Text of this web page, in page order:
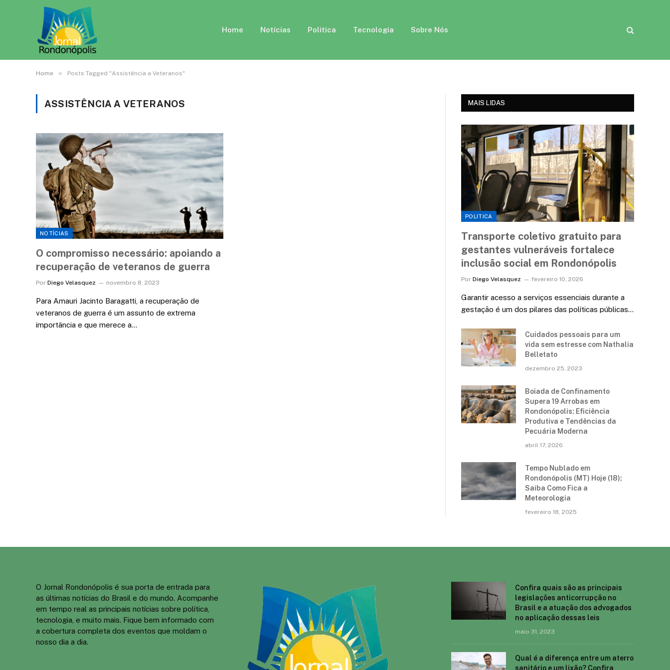
Home Notícias Politica Tecnologia Sobre Nós
Home » Posts Tagged "Assistência a Veteranos"
ASSISTÊNCIA A VETERANOS
NOTÍCIAS
O compromisso necessário: apoiando a
recuperação de veteranos de guerra
Por Diego Velasquez novembro 8, 2023
Para Amauri Jacinto Baragatti, a recuperação de
veteranos de guerra é um assunto de extrema
importância e que merece a…
MAIS LIDAS
POLITICA
Transporte coletivo gratuito para
gestantes vulneráveis fortalece
inclusão social em Rondonópolis
Por Diego Velasquez fevereiro 10, 2026
Garantir acesso a serviços essenciais durante a
gestação é um dos pilares das políticas públicas…
Cuidados pessoais para um
vida sem estresse com Nathalia
Belletato
dezembro 25, 2023
Boiada de Confinamento
Supera 19 Arrobas em
Rondonópolis: Eficiência
Produtiva e Tendências da
Pecuária Moderna
abril 17, 2026
Tempo Nublado em
Rondonópolis (MT) Hoje (18);
Saiba Como Fica a
Meteorologia
fevereiro 18, 2025
O Jornal Rondonópolis é sua porta de entrada para
as últimas notícias do Brasil e do mundo. Acompanhe
em tempo real as principais notícias sobre política,
tecnologia, e muito mais. Fique bem informado com
a cobertura completa dos eventos que moldam o
nosso dia a dia.
Confira quais são as principais
legislações anticorrupção no
Brasil e a atuação dos advogados
no aplicação dessas leis
maio 31, 2023
Qual é a diferença entre um aterro
sanitário e um lixão? Confira